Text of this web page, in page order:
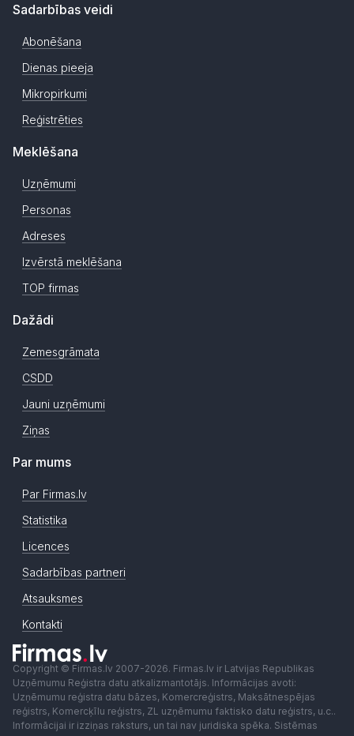
Sadarbības veidi
Abonēšana
Dienas pieeja
Mikropirkumi
Reģistrēties
Meklēšana
Uzņēmumi
Personas
Adreses
Izvērstā meklēšana
TOP firmas
Dažādi
Zemesgrāmata
CSDD
Jauni uzņēmumi
Ziņas
Par mums
Par Firmas.lv
Statistika
Licences
Sadarbības partneri
Atsauksmes
Kontakti
Copyright © Firmas.lv 2007-2026. Firmas.lv ir Latvijas Republikas
Uzņēmumu Reģistra datu atkalizmantotājs. Informācijas avoti:
Uzņēmumu reģistra datu bāzes, Komercreģistrs, Maksātnespējas
reģistrs, Komercķīlu reģistrs, ZL uzņēmumu faktisko datu reģistrs, u.c..
Informācijai ir izziņas raksturs, un tai nav juridiska spēka. Sistēmas